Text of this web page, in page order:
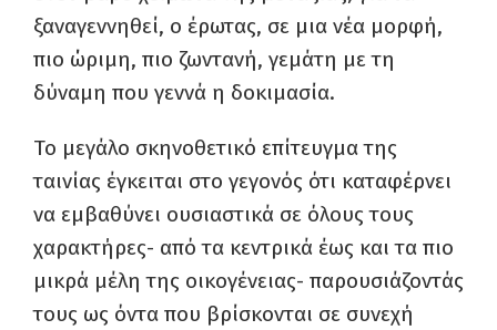
ξαναγεννηθεί, ο έρωτας, σε μια νέα μορφή,
πιο ώριμη, πιο ζωντανή, γεμάτη με τη
δύναμη που γεννά η δοκιμασία.
Το μεγάλο σκηνοθετικό επίτευγμα της
ταινίας έγκειται στο γεγονός ότι καταφέρνει
να εμβαθύνει ουσιαστικά σε όλους τους
χαρακτήρες- από τα κεντρικά έως και τα πιο
μικρά μέλη της οικογένειας- παρουσιάζοντάς
τους ως όντα που βρίσκονται σε συνεχή